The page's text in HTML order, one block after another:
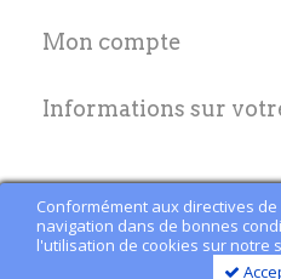
Conformément aux directives
navigation dans de bonnes
l'utilisation de cookies sur notre
Mon compte
Informations sur